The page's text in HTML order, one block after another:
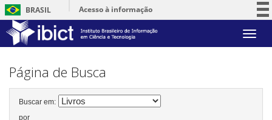
BRASIL
Acesso à informação
Serviços
Skip
Página de Busca
Buscar em:
por